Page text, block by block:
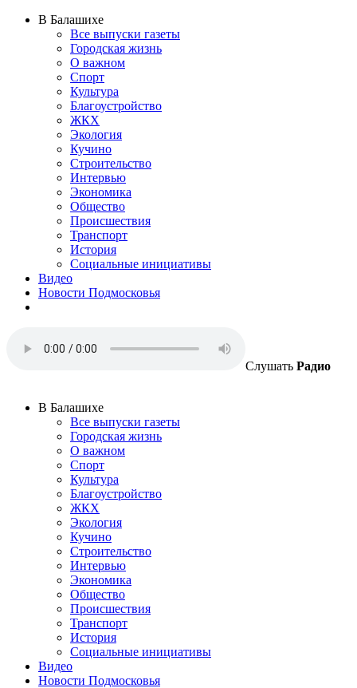
В Балашихе
Все выпуски газеты
Городская жизнь
О важном
Спорт
Культура
Благоустройство
ЖКХ
Экология
Кучино
Строительство
Интервью
Экономика
Общество
Происшествия
Транспорт
История
Социальные инициативы
Видео
Новости Подмосковья
Слушать Радио
В Балашихе
Все выпуски газеты
Городская жизнь
О важном
Спорт
Культура
Благоустройство
ЖКХ
Экология
Кучино
Строительство
Интервью
Экономика
Общество
Происшествия
Транспорт
История
Социальные инициативы
Видео
Новости Подмосковья